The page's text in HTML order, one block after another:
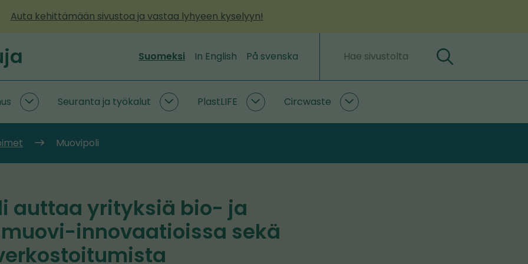
Auta kehittämään sivustoa ja vastaa lyhyeen kyselyyn!
Suomeksi In English På svenska Hakusanat Hae
Kiertotaloustutkimus
alasivut
Seuranta ja työkalut
Seuranta
ja
PlastLIFE
PlastLIFE
alasivut
Circwaste
Circwaste
alasivut
Muovipoli
auttaa yrityksiä bio- ja
innovaatioissa sekä